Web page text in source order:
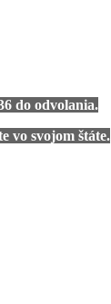
do odvolania.
vo svojom štáte.